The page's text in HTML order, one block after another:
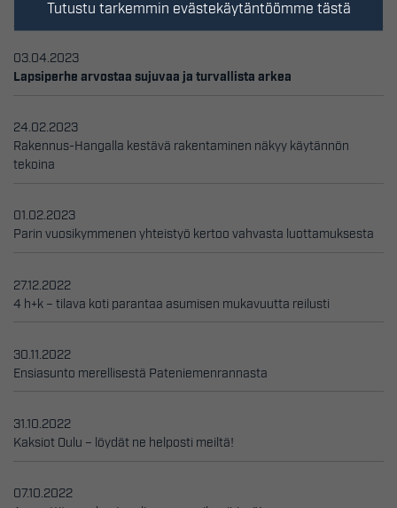
Miten asuntojen hinnat määräytyvät?
03.04.2023
Lapsiperhe arvostaa sujuvaa ja turvallista arkea
24.02.2023
Rakennus-Hangalla kestävä rakentaminen näkyy käytännön
tekoina
01.02.2023
Parin vuosikymmenen yhteistyö kertoo vahvasta luottamuksesta
27.12.2022
4 h+k – tilava koti parantaa asumisen mukavuutta reilusti
30.11.2022
Ensiasunto merellisestä Pateniemenrannasta
31.10.2022
Kaksiot Oulu – löydät ne helposti meiltä!
07.10.2022
Tutustu tarkemmin evästekäytäntöömme tästä